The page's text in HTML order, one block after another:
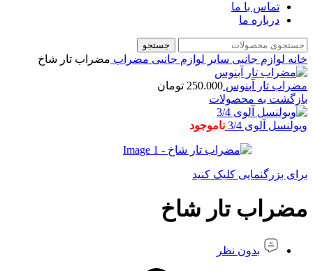
تماس با ما
درباره ما
جستجو
خانه لوازم جانبی سایر لوازم جانبی مضراب مضراب تار شاخ
مضراب تار آبنوس 250.000 تومان
بازگشت به محصولات
ویولنسل آلوی 3/4 ناموجود
برای بزرگنمایی کلیک کنید
مضراب تار شاخ
بدون نظر